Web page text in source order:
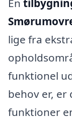
En
lige fra
funktionel
behov er,
funktioner